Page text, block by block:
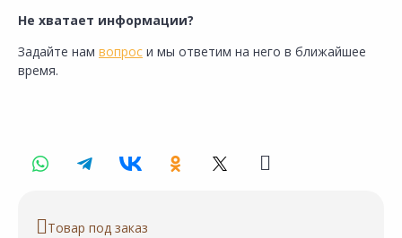
Не хватает информации?
Задайте нам вопрос и мы ответим на него в ближайшее
время.
Товар под заказ